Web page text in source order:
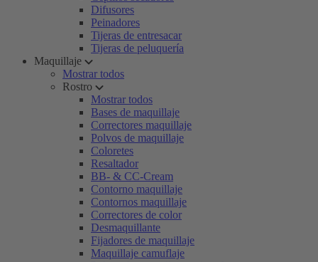
Difusores
Peinadores
Tijeras de entresacar
Tijeras de peluquería
Maquillaje
Mostrar todos
Rostro
Mostrar todos
Bases de maquillaje
Correctores maquillaje
Polvos de maquillaje
Coloretes
Resaltador
BB- & CC-Cream
Contorno maquillaje
Contornos maquillaje
Correctores de color
Desmaquillante
Fijadores de maquillaje
Maquillaje camuflaje